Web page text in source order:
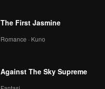
The First Jasmine
Romance · Kuno
Against The Sky Supreme